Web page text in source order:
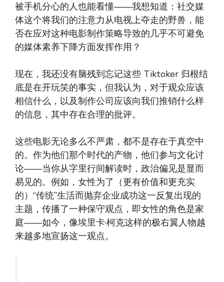
被手机分心的人也能看懂——我想知道：社交媒
体这个将我们的注意力从电视上夺走的野兽，能
否在应对这种电影制作策略导致的几乎不可避免
的媒体素养下降方面发挥作用？
现在，我还没有脑残到忘记这些 Tiktoker 归根结
底是在开玩笑的事实，但我认为，对于观众应该
相信什么，以及制作公司应该向我们推销什么样
的信息，其中存在合理的批评。
这些电影无论多么不严肃，都不是存在于真空中
的。作为他们那个时代的产物，他们参与文化讨
论——当你从字里行间解读时，政治偏见是显而
易见的。例如，女性为了（更有价值和更充实
的）“传统”生活而抛弃企业成功这一反复出现的
主题，传播了一种保守观点，即女性的角色是家
庭——如今，像埃里卡·柯克这样的极右翼人物越
来越多地宣扬这一观点。